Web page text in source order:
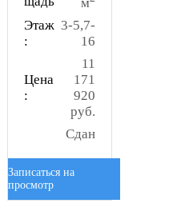
Этаж
:
3-5,7-
16
Цена
:
11
171
920
руб.
Сдан
Записаться на
просмотр